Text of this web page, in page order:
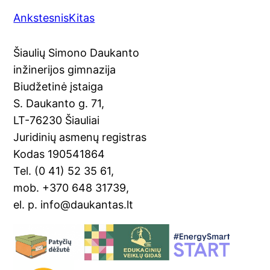
c
e
b
o
o
k
o
gl
e
Tr
a
n
sl
at
e
er
e
st
l
AnkstesnisKitas
Šiaulių Simono Daukanto
inžinerijos gimnazija
Biudžetinė įstaiga
S. Daukanto g. 71,
LT-76230 Šiauliai
Juridinių asmenų registras
Kodas 190541864
Tel. (0 41) 52 35 61,
mob. +370 648 31739,
el. p. info@daukantas.lt